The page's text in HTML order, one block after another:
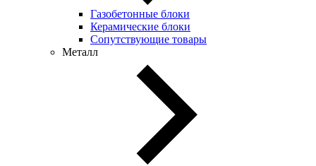
Газобетонные блоки
Керамические блоки
Сопутствующие товары
Металл